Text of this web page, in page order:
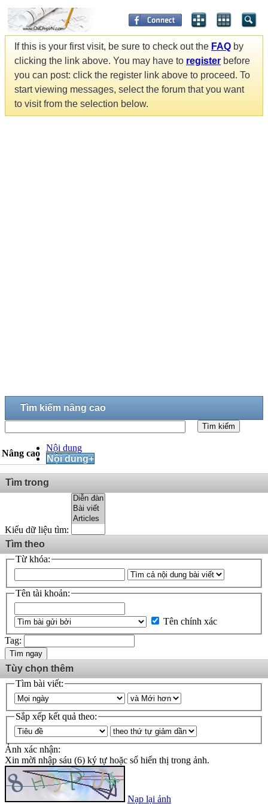
If this is your first visit, be sure to check out the FAQ by
clicking the link above. You may have to register before
you can post: click the register link above to proceed. To
start viewing messages, select the forum that you want
to visit from the selection below.
Tìm kiếm nâng cao
Tìm kiếm
Nâng cao
Nội dung
Nội dung+
Tìm trong
Kiểu dữ liệu tìm:
Tìm theo
Từ khóa:
Tên tài khoản:
Tên chính xác
Tag:
Tìm ngay
Tùy chọn thêm
Tìm bài viết:
Sắp xếp kết quả theo:
Ảnh xác nhận:
Xin mời nhập sáu (6) ký tự hoặc số hiển thị trong ảnh.
Nạp lại ảnh